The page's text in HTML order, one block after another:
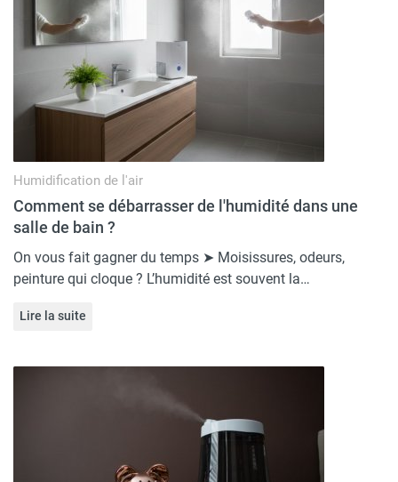
Humidification de l'air
Comment se débarrasser de l'humidité dans une
salle de bain ?
On vous fait gagner du temps ➤ Moisissures, odeurs,
peinture qui cloque ? L’humidité est souvent la…
Lire la suite